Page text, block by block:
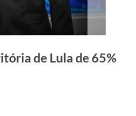
de Lula de 65%